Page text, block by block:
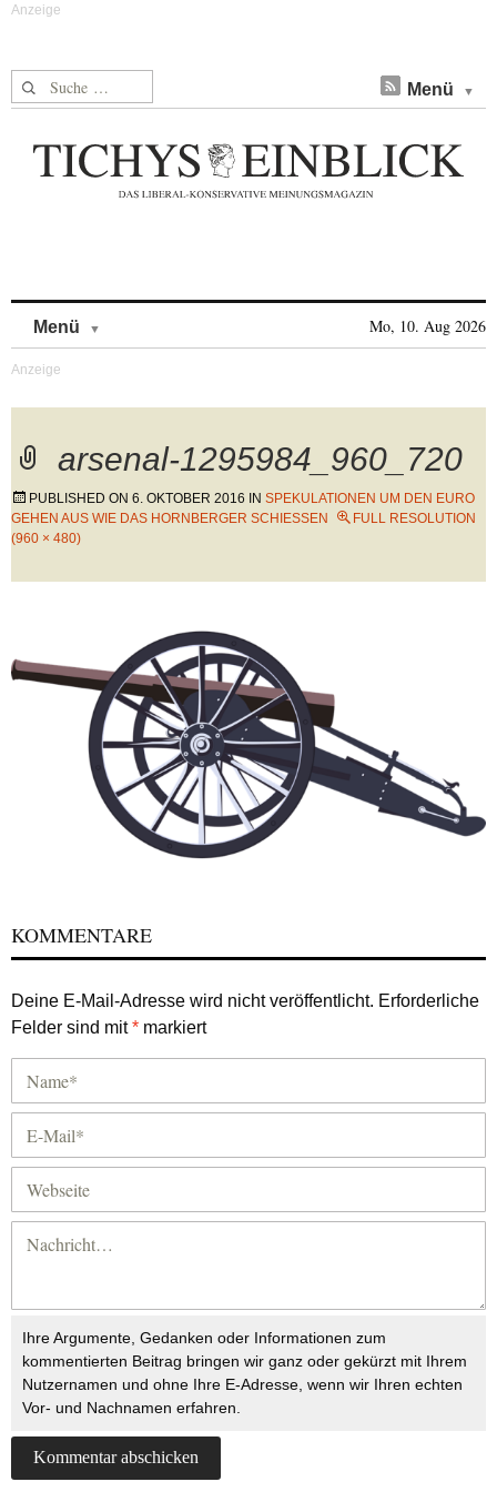
Suche nach: Menü
Menü Mo, 10. Aug 2026
arsenal-1295984_960_720
PUBLISHED ON 6. OKTOBER 2016 IN SPEKULATIONEN UM DEN EURO
GEHEN AUS WIE DAS HORNBERGER SCHIESSEN
FULL RESOLUTION
(960 × 480)
KOMMENTARE
Deine E-Mail-Adresse wird nicht veröffentlicht. Erforderliche
Felder sind mit* markiert
Ihre Argumente, Gedanken oder Informationen zum
kommentierten Beitrag bringen wir ganz oder gekürzt mit Ihrem
Nutzernamen und ohne Ihre E-Adresse, wenn wir Ihren echten
Vor- und Nachnamen erfahren.